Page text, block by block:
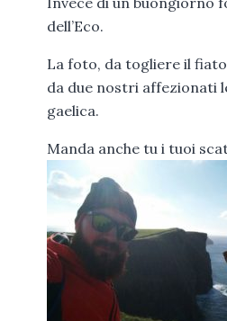
dell’Eco.
La foto, da togliere il
da due nostri affezionati
gaelica.
Manda anche tu i tuoi